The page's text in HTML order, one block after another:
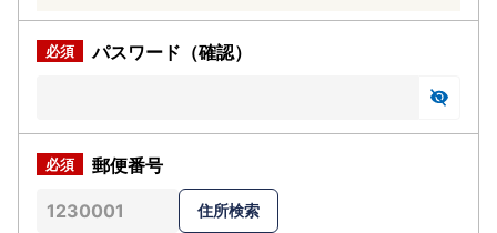
パスワード（確認）
郵便番号